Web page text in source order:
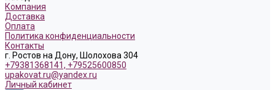
Компания
Доставка
Оплата
Политика конфиденциальности
Контакты
г. Ростов на Дону, Шолохова 304
+79381368141, +79525600850
upakovat.ru@yandex.ru
Личный кабинет